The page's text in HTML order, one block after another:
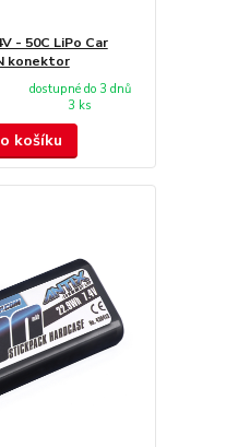
- 50C LiPo Car
konektor
dostupné do 3 dnů
3 ks
košíku